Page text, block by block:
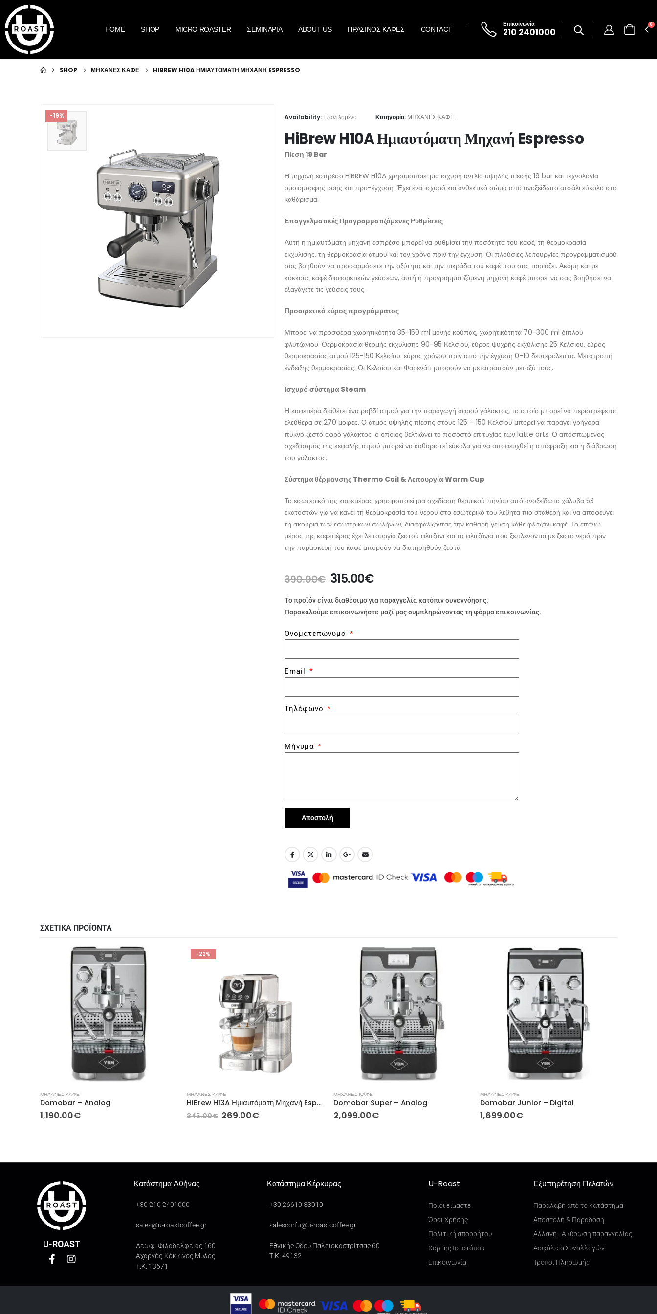
HOME SHOP MICRO ROASTER ΣΕΜΙΝΑΡΙΑ ABOUT US ΠΡΑΣΙΝΟΣ ΚΑΦΕΣ CONTACT
Επικοινωνία
210 2401000
0
SHOP ΜΗΧΑΝΕΣ ΚΑΦΕ HIBREW H10A ΗΜΙΑΥΤΌΜΑΤΗ ΜΗΧΑΝΉ ESPRESSO
-19% Availability: Εξαντλημένο Κατηγορία: ΜΗΧΑΝΕΣ ΚΑΦΕ
HiBrew H10A Ημιαυτόματη Μηχανή Espresso
Πίεση 19 Bar
Η μηχανή εσπρέσο HiBREW H10A χρησιμοποιεί μια ισχυρή αντλία υψηλής πίεσης 19 bar και τεχνολογία
ομοιόμορφης ροής και προ-έγχυση. Έχει ένα ισχυρό και ανθεκτικό σώμα από ανοξείδωτο ατσάλι εύκολο στο
καθάρισμα.
Επαγγελματικές Προγραμματιζόμενες Ρυθμίσεις
Αυτή η ημιαυτόματη μηχανή εσπρέσο μπορεί να ρυθμίσει την ποσότητα του καφέ, τη θερμοκρασία
εκχύλισης, τη θερμοκρασία ατμού και τον χρόνο πριν την έγχυση. Οι πλούσιες λειτουργίες προγραμματισμού
σας βοηθούν να προσαρμόσετε την οξύτητα και την πικράδα του καφέ που σας ταιριάζει. Ακόμη και με
κόκκους καφέ διαφορετικών γεύσεων, αυτή η προγραμματιζόμενη μηχανή καφέ μπορεί να σας βοηθήσει να
εξαγάγετε τις γεύσεις τους.
Προαιρετικό εύρος προγράμματος
Μπορεί να προσφέρει χωρητικότητα 35-150 ml μονής κούπας, χωρητικότητα 70-300 ml διπλού
φλυτζανιού. Θερμοκρασία θερμής εκχύλισης 90-95 Κελσίου, εύρος ψυχρής εκχύλισης 25 Κελσίου. εύρος
θερμοκρασίας ατμού 125-150 Κελσίου. εύρος χρόνου πριν από την έγχυση 0-10 δευτερόλεπτα. Μετατροπή
ένδειξης θερμοκρασίας: Οι Κελσίου και Φαρενάιτ μπορούν να μετατραπούν μεταξύ τους.
Ισχυρό σύστημα Steam
Η καφετιέρα διαθέτει ένα ραβδί ατμού για την παραγωγή αφρού γάλακτος, το οποίο μπορεί να περιστρέφεται
ελεύθερα σε 270 μοίρες. Ο ατμός υψηλής πίεσης στους 125 – 150 Κελσίου μπορεί να παράγει γρήγορα
πυκνό ζεστό αφρό γάλακτος, ο οποίος βελτιώνει το ποσοστό επιτυχίας των latte arts. Ο αποσπώμενος
σχεδιασμός της κεφαλής ατμού μπορεί να καθαριστεί εύκολα για να αποφευχθεί η απόφραξη και η διάβρωση
του γάλακτος.
Σύστημα θέρμανσης Thermo Coil & Λειτουργία Warm Cup
Το εσωτερικό της καφετιέρας χρησιμοποιεί μια σχεδίαση θερμικού πηνίου από ανοξείδωτο χάλυβα 53
εκατοστών για να κάνει τη θερμοκρασία του νερού στο εσωτερικό του λέβητα πιο σταθερή και να αποφεύγει
τη σκουριά των εσωτερικών σωλήνων, διασφαλίζοντας την καθαρή γεύση κάθε φλιτζάνι καφέ. Το επάνω
μέρος της καφετιέρας έχει λειτουργία ζεστού φλιτζάνι και τα φλιτζάνια που ξεπλένονται με ζεστό νερό πριν
την παρασκευή του καφέ μπορούν να διατηρηθούν ζεστά.
390.00€ 315.00€
Το προϊόν είναι διαθέσιμο για παραγγελία κατόπιν συνεννόησης.
Παρακαλούμε επικοινωνήστε μαζί μας συμπληρώνοντας τη φόρμα επικοινωνίας.
Ονοματεπώνυμο
Email
Τηλέφωνο
Μήνυμα
Αποστολή
ΣΧΕΤΙΚΑ ΠΡΟΪΟΝΤΑ
ΜΗΧΑΝΕΣ ΚΑΦΕ
Domobar – Analog
1,190.00€
-22%
ΜΗΧΑΝΕΣ ΚΑΦΕ
HiBrew H13A Ημιαυτόματη Μηχανή Espresso
345.00€ 269.00€
ΜΗΧΑΝΕΣ ΚΑΦΕ
Domobar Super – Analog
2,099.00€
ΜΗΧΑΝΕΣ ΚΑΦΕ
Domobar Junior – Digital
1,699.00€
U-ROAST
Κατάστημα Αθήνας
+30 210 2401000
sales@u-roastcoffee.gr
Λεωφ. Φιλαδελφείας 160
Αχαρνές-Κόκκινος Μύλος
Τ.Κ. 13671
Κατάστημα Κέρκυρας
+30 26610 33010
salescorfu@u-roastcoffee.gr
Εθνικής Οδού Παλαιοκαστρίτσας 60
Τ.Κ. 49132
U-Roast
Ποιοι είμαστε
Όροι Χρήσης
Πολιτική απορρήτου
Χάρτης Ιστοτόπου
Επικοινωνία
Εξυπηρέτηση Πελατών
Παραλαβή από το κατάστημα
Αποστολή & Παράδοση
Αλλαγή - Ακύρωση παραγγελίας
Ασφάλεια Συναλλαγών
Τρόποι Πληρωμής